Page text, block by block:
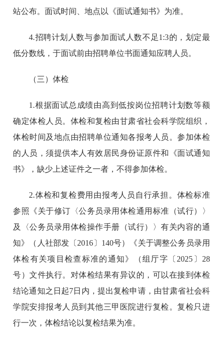
站公布。面试时间、地点以《面试通知书》为准。
4.招聘计划人数与参加面试人数不足1:3的，划定最
低分数线，于面试前由招聘单位书面通知应聘人员。
（三）体检
1.根据面试总成绩由高到低按岗位招聘计划数等额
确定体检人员。体检和复检由甘肃省社会科学院组织，
体检时间及地点由招聘单位通知各报考人员。参加体检
的人员，须提供本人有效居民身份证原件和《面试通知
书》，缺少上述证件之一者，不得参加体检。
2.体检和复检费用由报考人员自行承担。体检标准
参照《关于修订〈公务员录用体检通用标准（试行）〉
及〈公务员录用体检操作手册（试行）〉有关内容的通
知》（人社部发〔2016〕140号）《关于调整公务员录用
体检有关项目检查标准的通知》（组厅字〔2025〕28
号）文件执行。对体检结果有异议的，可以在接到体检
结论通知之日起7日内，提出复检申请，由甘肃省社会科
学院安排报考人员到其他三甲医院进行复检。复检只进
行一次，体检结论以复检结果为准。